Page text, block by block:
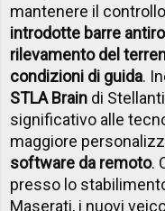
mantenere il
introdotte barre
rilevamento del
condizioni di guida.
STLA Brain di
significativo alle
maggiore
software da remoto.
presso lo
Maserati, i nuovi